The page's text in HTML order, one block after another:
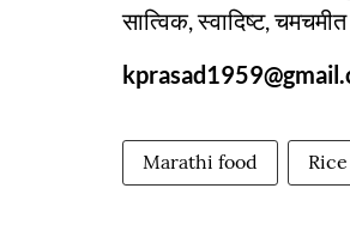
सात्विक, स्वादिष्ट,
Marathi food